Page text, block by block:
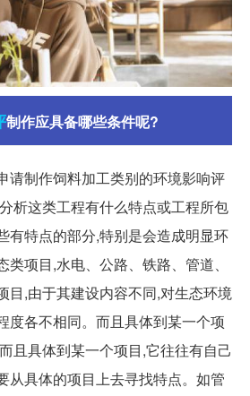
制作应具备哪些条件呢?
请制作饲料加工类别的环境影响评
析这类工程有什么特点或工程所包
有特点的部分,特别是会造成明显环
项目,水电、公路、铁路、管道、
目,由于其建设内容不同,对生态环境
度各不相同。而且具体到某一个项
且具体到某一个项目,它往往有自己
从具体的项目上去寻找特点。如管